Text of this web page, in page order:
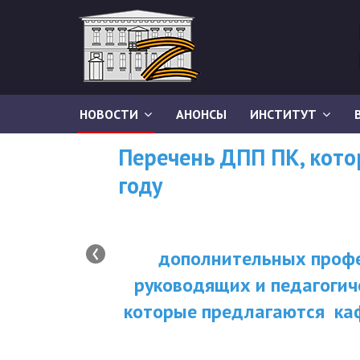
НОВОСТИ АНОНСЫ ИНСТИТУТ
Перечень ДПП ПК,
году
дополнительных
руководящих и
которые предлагаются
‹